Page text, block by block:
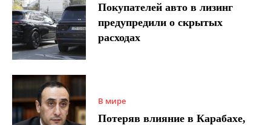
Покупателей авто в лизинг
предупредили о скрытых
расходах
В мире
Потеряв влияние в Карабахе,